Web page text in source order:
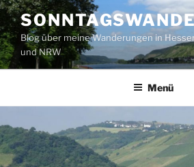
Zum
Inhalt
springenBlog über meine Wanderungen in
und NRW
Menü